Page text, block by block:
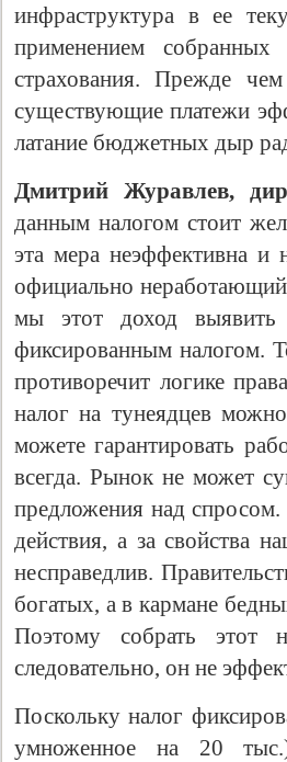
инфраструктура в ее
применением
страхования. Прежде
существующие платежи
латание бюджетных дыр
Дмитрий Журавлев,
данным налогом стоит
эта мера неэффективна и
официально
мы этот доход
фиксированным налогом.
противоречит логике
налог на тунеядцев
можете гарантировать
всегда. Рынок не может
предложения над спросом.
действия, а за свойства
несправедлив.
богатых, а в кармане
Поэтому собрать этот
следовательно, он не
Поскольку налог
умноженное на 20